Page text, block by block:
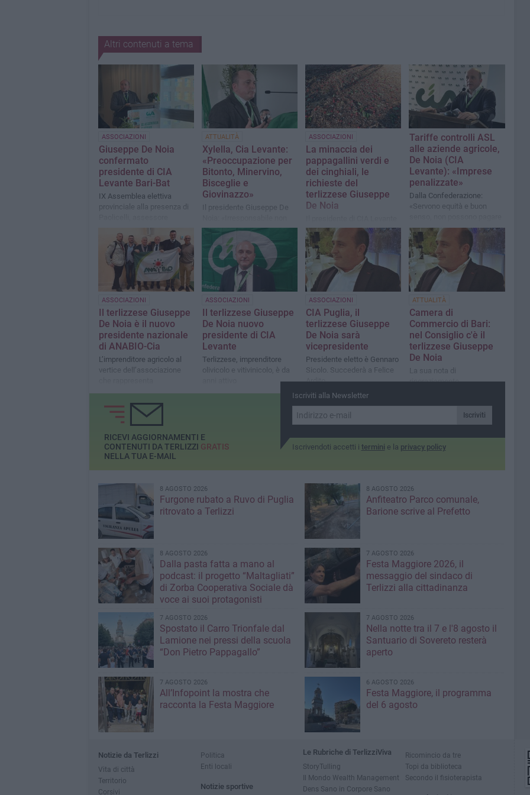
Altri contenuti a tema
ASSOCIAZIONI
Giuseppe De Noia
confermato
presidente di CIA
Levante Bari-Bat
IX Assemblea elettiva
provinciale alla presenza di
regionale all’Agricoltura
ATTUALITÀ
Xylella, Cia Levante:
«Preoccupazione per
Bitonto, Minervino,
Bisceglie e
Giovinazzo»
Il presidente Giuseppe De
attuare le misure
obbligatorie di contrasto alla
diffusione del batterio»
ASSOCIAZIONI
La minaccia dei
pappagallini verdi e
dei cinghiali, le
richieste del
terlizzese Giuseppe
De Noia
Bari-Bat: «Ingenti danni alle
colture. Chiediamo di
accelerare il piano di
contenimento»
Tariffe controlli ASL
alle aziende agricole,
De Noia (CIA
Levante): «Imprese
penalizzate»
Dalla Confederazione:
«Servono equità e buon
come fossero industrie»
ASSOCIAZIONI
Il terlizzese Giuseppe
De Noia è il nuovo
presidente nazionale
di ANABIO-Cia
L’imprenditore agricolo al
vertice dell’associazione
ASSOCIAZIONI
Il terlizzese Giuseppe
De Noia nuovo
presidente di CIA
Levante
Terlizzese, imprenditore
olivicolo e vitivinicolo, è da
ASSOCIAZIONI
CIA Puglia, il
terlizzese Giuseppe
De Noia sarà
vicepresidente
Presidente eletto è Gennaro
Sicolo. Succederà a Felice
Ardito
ATTUALITÀ
Camera di
Commercio di Bari:
nel Consiglio c'è il
terlizzese Giuseppe
De Noia
La sua nota di
ringraziamento
Iscriviti alla Newsletter
Iscriviti
Iscrivendoti accetti i termini e la privacy policy
RICEVI AGGIORNAMENTI E
CONTENUTI DA TERLIZZI GRATIS
NELLA TUA E-MAIL
8 AGOSTO 2026
Furgone rubato a Ruvo di Puglia
ritrovato a Terlizzi
8 AGOSTO 2026
Anfiteatro Parco comunale,
Barione scrive al Prefetto
8 AGOSTO 2026
Dalla pasta fatta a mano al
podcast: il progetto “Maltagliati”
di Zorba Cooperativa Sociale dà
voce ai suoi protagonisti
7 AGOSTO 2026
Festa Maggiore 2026, il
messaggio del sindaco di
Terlizzi alla cittadinanza
7 AGOSTO 2026
Spostato il Carro Trionfale dal
Lamione nei pressi della scuola
“Don Pietro Pappagallo”
7 AGOSTO 2026
Nella notte tra il 7 e l'8 agosto il
Santuario di Sovereto resterà
aperto
7 AGOSTO 2026
All’Infopoint la mostra che
racconta la Festa Maggiore
6 AGOSTO 2026
Festa Maggiore, il programma
del 6 agosto
Notizie da Terlizzi
Vita di città
Territorio
Corsivi
Politica
Enti locali
Notizie sportive
Le Rubriche di TerlizziViva
StoryTulling
Il Mondo Wealth Management
Dens Sano in Corpore Sano
Ricomincio da tre
Topi da biblioteca
Secondo il fisioterapista